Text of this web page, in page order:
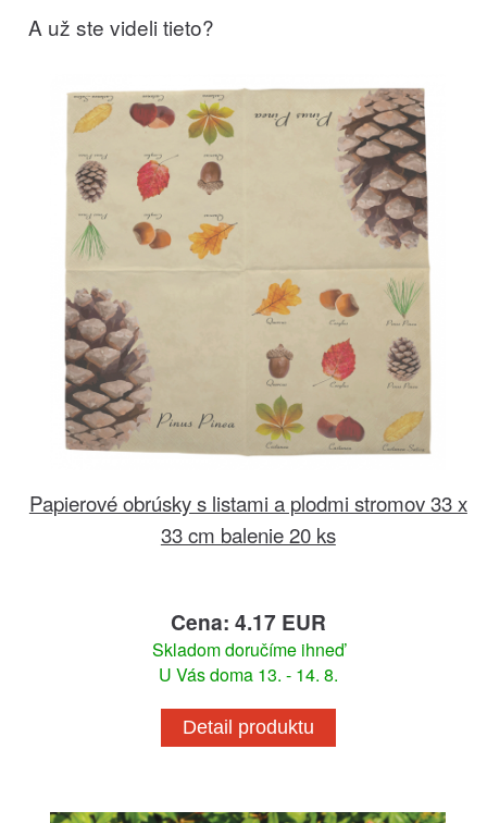
A už ste videli tieto?
Papierové obrúsky s listami a plodmi stromov 33 x
33 cm balenie 20 ks
Cena: 4.17 EUR
Skladom doručíme ihneď
U Vás doma 13. - 14. 8.
Detail produktu